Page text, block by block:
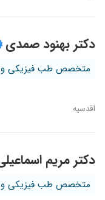
دکتر بهنود صمدی
متخصص طب فیزیکی و
اقدسیه
دکتر مریم
متخصص طب فیزیکی و